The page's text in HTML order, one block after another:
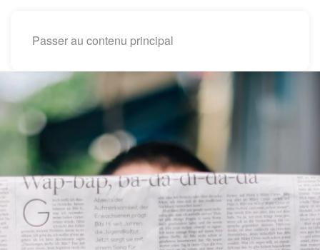
Passer au contenu principal